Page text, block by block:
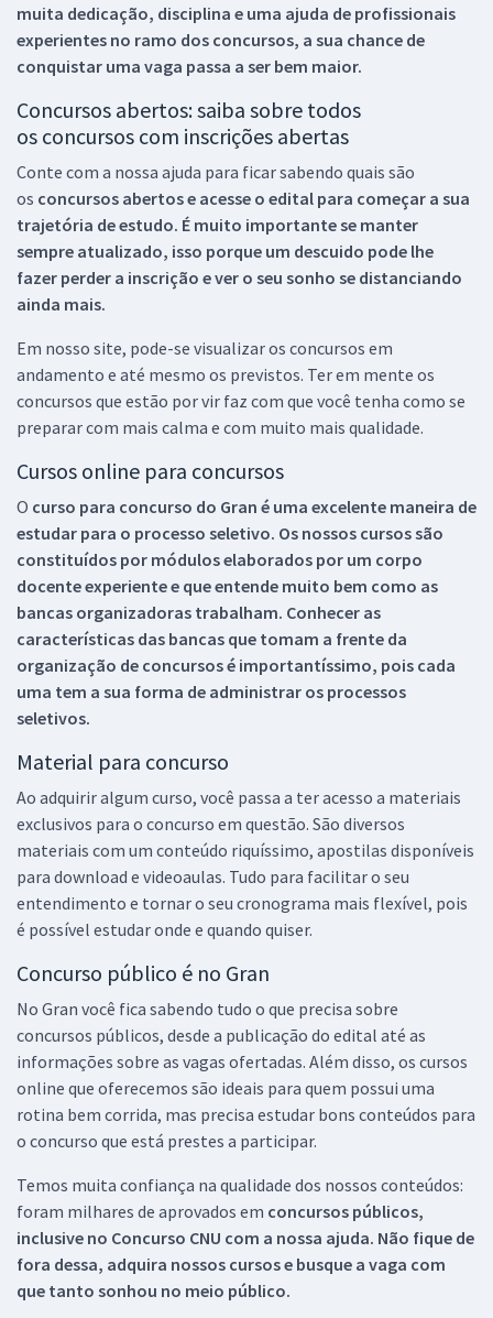
muita dedicação, disciplina e uma ajuda de profissionais
experientes no ramo dos concursos, a sua chance de
conquistar uma vaga passa a ser bem maior.
Concursos abertos: saiba sobre todos
os concursos com inscrições abertas
Conte com a nossa ajuda para ficar sabendo quais são
os concursos abertos e acesse o edital para começar a sua
trajetória de estudo. É muito importante se manter
sempre atualizado, isso porque um descuido pode lhe
fazer perder a inscrição e ver o seu sonho se distanciando
ainda mais.
Em nosso site, pode-se visualizar os concursos em
andamento e até mesmo os previstos. Ter em mente os
concursos que estão por vir faz com que você tenha como se
preparar com mais calma e com muito mais qualidade.
Cursos online para concursos
O curso para concurso do Gran é uma excelente maneira de
estudar para o processo seletivo. Os nossos cursos são
constituídos por módulos elaborados por um corpo
docente experiente e que entende muito bem como as
bancas organizadoras trabalham. Conhecer as
características das bancas que tomam a frente da
organização de concursos é importantíssimo, pois cada
uma tem a sua forma de administrar os processos
seletivos.
Material para concurso
Ao adquirir algum curso, você passa a ter acesso a materiais
exclusivos para o concurso em questão. São diversos
materiais com um conteúdo riquíssimo, apostilas disponíveis
para download e videoaulas. Tudo para facilitar o seu
entendimento e tornar o seu cronograma mais flexível, pois
é possível estudar onde e quando quiser.
Concurso público é no Gran
No Gran você fica sabendo tudo o que precisa sobre
concursos públicos, desde a publicação do edital até as
informações sobre as vagas ofertadas. Além disso, os cursos
online que oferecemos são ideais para quem possui uma
rotina bem corrida, mas precisa estudar bons conteúdos para
o concurso que está prestes a participar.
Temos muita confiança na qualidade dos nossos conteúdos:
foram milhares de aprovados em concursos públicos,
inclusive no Concurso CNU com a nossa ajuda. Não fique de
fora dessa, adquira nossos cursos e busque a vaga com
que tanto sonhou no meio público.